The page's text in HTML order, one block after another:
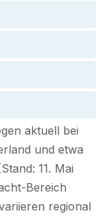
aktuell bei
und etwa
11. Mai
Bereich
regional